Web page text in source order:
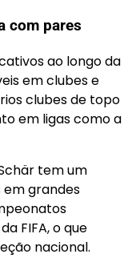
com pares
ao longo da
em clubes e
clubes de topo
em ligas como a
tem um
em grandes
FIFA, o que
nacional.